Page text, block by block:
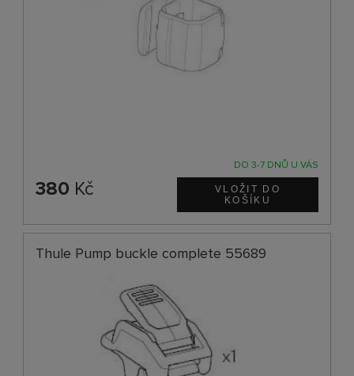
DO 3-7 DNŮ U VÁS
380 Kč
Thule Pump buckle complete 55689